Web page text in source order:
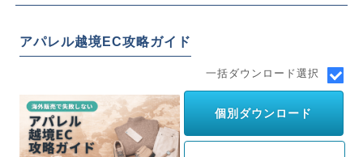
アパレル越境EC攻略ガイド
一括ダウンロード選択
個別ダウンロード